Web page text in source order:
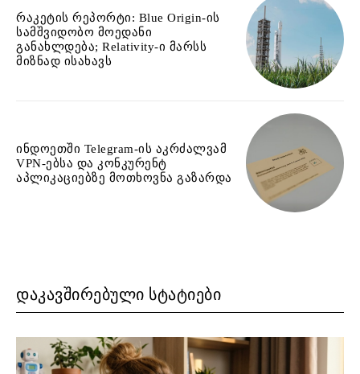
რაკეტის რეპორტი: Blue Origin-ის
სამშვიდობო მოედანი
განახლდება; Relativity-ი მარსს
მიზნად ისახავს
ინდოეთში Telegram-ის აკრძალვამ
VPN-ებსა და კონკურენტ
აპლიკაციებზე მოთხოვნა გაზარდა
ᲓᲐᲙᲐᲕᲨᲘᲠᲔᲑᲣᲚᲘ ᲡᲢᲐᲢᲘᲔᲑᲘ